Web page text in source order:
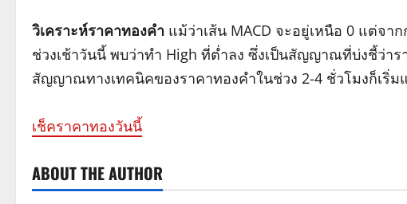
วิเคราะห์ราคาทองคำ แม้ว่าเส้น MACD จะอยู่เหนือ 0 แต่จา
ช่วงเช้าวันนี้ พบว่าทำ High ที่ต่ำลง ซึ่งเป็นสัญญาณที่บ่งชี้ว่า
สัญญาณทางเทคนิคของราคาทองคำในช่วง 2-4 ชั่วโมงก็เริ่
เช็คราคาทองวันนี้
ABOUT THE AUTHOR